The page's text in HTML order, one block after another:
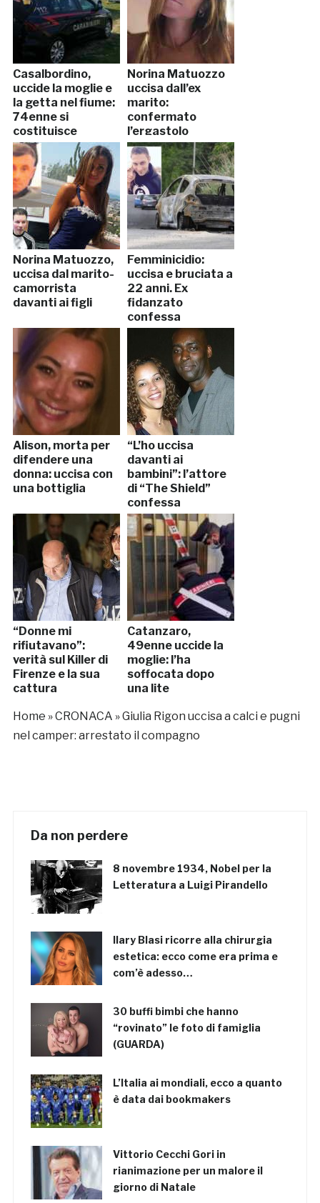
Casalbordino,
uccide la moglie e
la getta nel fiume:
74enne si
costituisce
Norina Matuozzo
uccisa dall’ex
marito:
confermato
l’ergastolo
Norina Matuozzo,
uccisa dal marito-
camorrista
davanti ai figli
Femminicidio:
uccisa e bruciata a
22 anni. Ex
fidanzato
confessa
Alison, morta per
difendere una
donna: uccisa con
una bottiglia
“L’ho uccisa
davanti ai
bambini”: l’attore
di “The Shield”
confessa
“Donne mi
rifiutavano”:
verità sul Killer di
Firenze e la sua
cattura
Catanzaro,
49enne uccide la
moglie: l’ha
soffocata dopo
una lite
Home »CRONACA »Giulia Rigon uccisa a calci e pugni
nel camper: arrestato il compagno
Da non perdere
8 novembre 1934, Nobel per la
Letteratura a Luigi Pirandello
Ilary Blasi ricorre alla chirurgia
estetica: ecco come era prima e
com’è adesso…
30 buffi bimbi che hanno
“rovinato” le foto di famiglia
(GUARDA)
L’Italia ai mondiali, ecco a quanto
è data dai bookmakers
Vittorio Cecchi Gori in
rianimazione per un malore il
giorno di Natale